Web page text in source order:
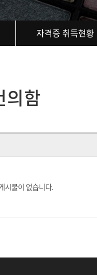
자격증 취득현황
의함
시물이 없습니다.